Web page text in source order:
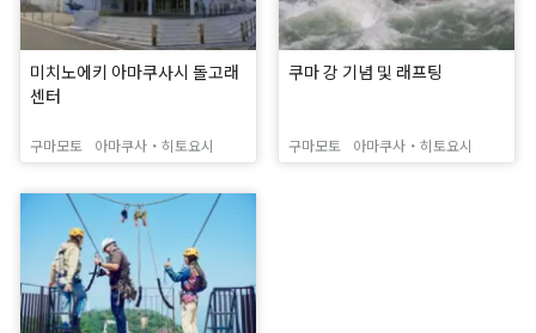
미치노에키 아마쿠사시 돌고래
센터
구마모토 아마쿠사・히토요시
쿠마 강 기념 및 래프팅
구마모토 아마쿠사・히토요시